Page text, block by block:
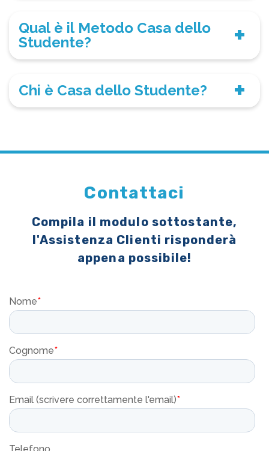
Qual è il Metodo Casa dello
Studente?
Chi è Casa dello Studente?
Contattaci
Compila il modulo sottostante,
l'Assistenza Clienti risponderà
appena possibile!